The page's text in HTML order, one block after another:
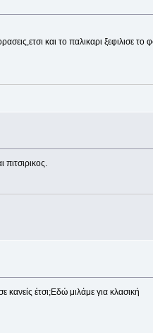
και το παλικαρι ξεφιλισε το
έτσι;Εδώ μιλάμε για κλασική